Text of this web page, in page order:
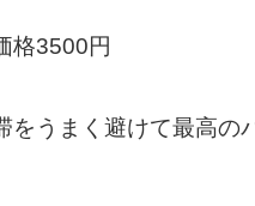
格3500円
をうまく避けて最高の